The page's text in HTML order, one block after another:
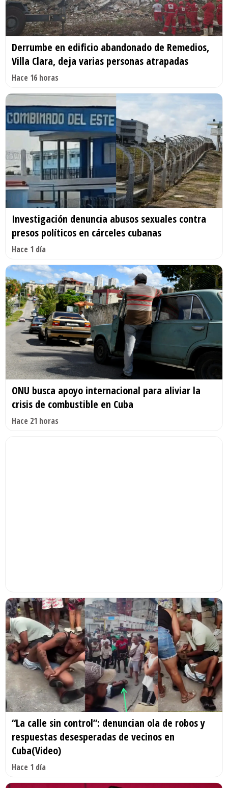
Derrumbe en edificio abandonado de Remedios,
Villa Clara, deja varias personas atrapadas
Hace 16 horas
Investigación denuncia abusos sexuales contra
presos políticos en cárceles cubanas
Hace 1 día
ONU busca apoyo internacional para aliviar la
crisis de combustible en Cuba
Hace 21 horas
“La calle sin control”: denuncian ola de robos y
respuestas desesperadas de vecinos en
Cuba(Video)
Hace 1 día